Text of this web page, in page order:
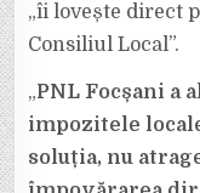
„îi lovește direct
Consiliul Local”.
„PNL Focșani a
impozitele
soluția, nu